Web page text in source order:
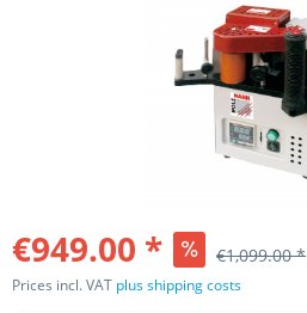
€949.00 * €1,099.00 *
Prices incl. VAT plus shipping costs